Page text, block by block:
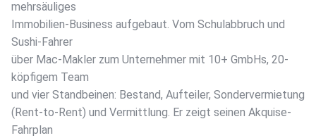
mehrsäuliges
Immobilien-Business aufgebaut. Vom Schulabbruch und
Sushi-Fahrer
über Mac-Makler zum Unternehmer mit 10+ GmbHs, 20-
köpfigem Team
und vier Standbeinen: Bestand, Aufteiler, Sondervermietung
(Rent-to-Rent) und Vermittlung. Er zeigt seinen Akquise-
Fahrplan